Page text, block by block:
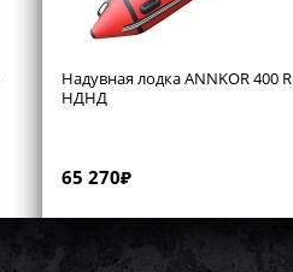
Надувная лодка ANNKOR 400 R
НДНД
65 270₽